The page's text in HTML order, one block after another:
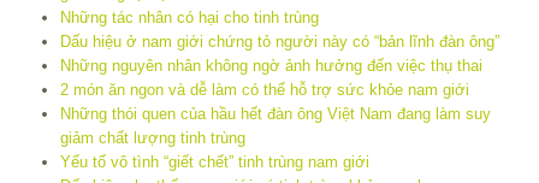
Những tác nhân có hại cho tinh trùng
Dấu hiệu ở nam giới chứng tỏ người này có “bản lĩnh đàn ông”
Những nguyên nhân không ngờ ảnh hưởng đến việc thụ thai
2 món ăn ngon và dễ làm có thể hỗ trợ sức khỏe nam giới
Những thói quen của hầu hết đàn ông Việt Nam đang làm suy
giảm chất lượng tinh trùng
Yếu tố vô tình “giết chết” tinh trùng nam giới